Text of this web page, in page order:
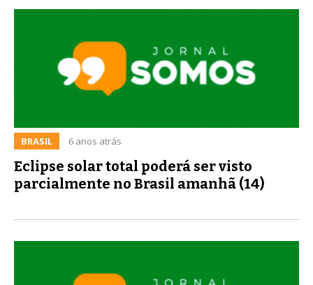
BRASIL 6 anos atrás
Eclipse solar total poderá ser visto
parcialmente no Brasil amanhã (14)